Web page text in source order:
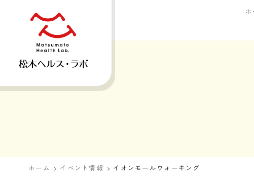
ホーム イベント情報 イオンモールウォーキング